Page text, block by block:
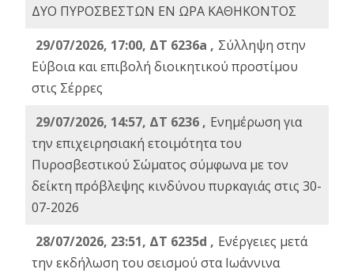
ΔΥΟ ΠΥΡΟΣΒΕΣΤΩΝ ΕΝ ΩΡΑ ΚΑΘΗΚΟΝΤΟΣ
29/07/2026, 17:00, ΔΤ 6236a , Σύλληψη στην
Εύβοια και επιβολή διοικητικού προστίμου
στις Σέρρες
29/07/2026, 14:57, ΔΤ 6236 , Ενημέρωση για
την επιχειρησιακή ετοιμότητα του
Πυροσβεστικού Σώματος σύμφωνα με τον
δείκτη πρόβλεψης κινδύνου πυρκαγιάς στις 30-
07-2026
28/07/2026, 23:51, ΔΤ 6235d , Ενέργειες μετά
την εκδήλωση του σεισμού στα Ιωάννινα